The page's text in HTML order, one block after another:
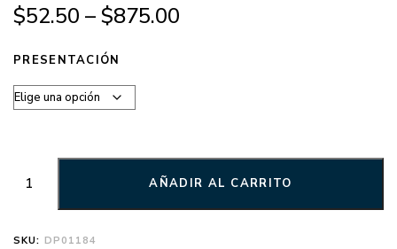
$52.50 –$875.00
PRESENTACIÓN
AÑADIR AL CARRITO
SKU: DP01184